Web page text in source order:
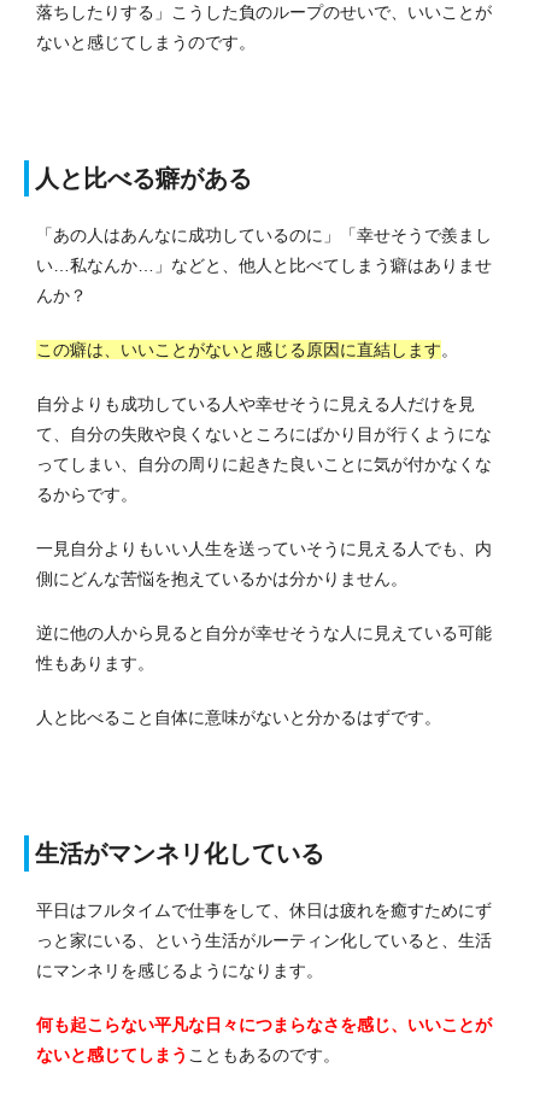
落ちしたりする」こうした負のループのせいで、いいことが
ないと感じてしまうのです。
人と比べる癖がある
「あの人はあんなに成功しているのに」「幸せそうで羨まし
い…私なんか…」などと、他人と比べてしまう癖はありませ
んか？
この癖は、いいことがないと感じる原因に直結します。
自分よりも成功している人や幸せそうに見える人だけを見
て、自分の失敗や良くないところにばかり目が行くようにな
ってしまい、自分の周りに起きた良いことに気が付かなくな
るからです。
一見自分よりもいい人生を送っていそうに見える人でも、内
側にどんな苦悩を抱えているかは分かりません。
逆に他の人から見ると自分が幸せそうな人に見えている可能
性もあります。
人と比べること自体に意味がないと分かるはずです。
生活がマンネリ化している
平日はフルタイムで仕事をして、休日は疲れを癒すためにず
っと家にいる、という生活がルーティン化していると、生活
にマンネリを感じるようになります。
何も起こらない平凡な日々につまらなさを感じ、いいことが
ないと感じてしまう こともあるのです。